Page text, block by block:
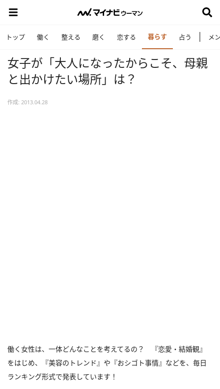
トップ 働く 整える 磨く 恋する 暮らす 占う メ
女子が「大人になったからこそ、母親
と出かけたい場所」は？
作成: 2013.04.28
働く女性は、一体どんなことを考えてるの？ 『恋愛・結婚観』
をはじめ、『美容のトレンド』や『おシゴト事情』などを、毎日
ランキング形式で発表しています！